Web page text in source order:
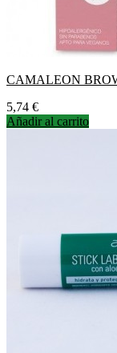
CAMALEON
Precio
5,74 €
Añadir al carrito